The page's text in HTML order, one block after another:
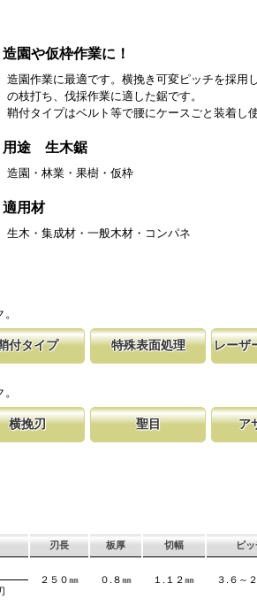
造園や仮枠作業に！
造園作業に最適です。横挽き可変ピッチを採用
の枝打ち、伐採作業に適した鋸です。
鞘付タイプはベルト等で腰にケースごと装着し
用途 生木鋸
造園・林業・果樹・仮枠
適用材
生木・集成材・一般木材・コンパネ
明記
付タイプ
での使用が主な商品に採用し
特殊表面処理 レーザ
が消えないようにしてい
横挽刃 聖目 ア
刃長 板厚 切幅 ピッ
２５０㎜
０.８㎜ １.１２㎜ ３.６～